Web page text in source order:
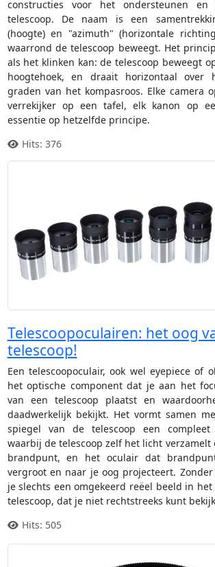
constructies voor het ondersteunen
telescoop. De naam is een
(hoogte) en "azimuth" (horizontale
waarrond de telescoop beweegt. Het
als het klinken kan: de telescoop beweegt
hoogtehoek, en draait horizontaal over
graden van het kompasroos. Elke camera
verrekijker op een tafel, elk kanon op
essentie op hetzelfde principe.
Hits: 376
Telescoopoculairen: het oog
telescoop!
Een telescoopoculair, ook wel eyepiece of
het optische component dat je aan het
van een telescoop plaatst en
daadwerkelijk bekijkt. Het vormt samen
spiegel van de telescoop een compleet
waarbij de telescoop zelf het licht
brandpunt, en het oculair dat
vergroot en naar je oog projecteert.
je slechts een omgekeerd reëel beeld in
telescoop, dat je niet rechtstreeks kunt
Hits: 505